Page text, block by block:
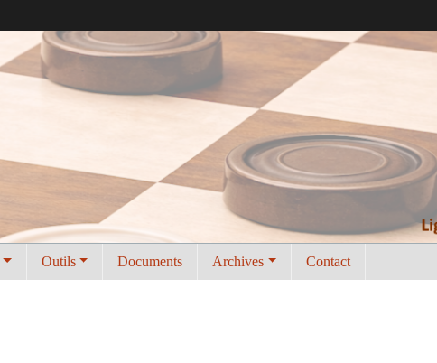
Outils Documents Archives Contact